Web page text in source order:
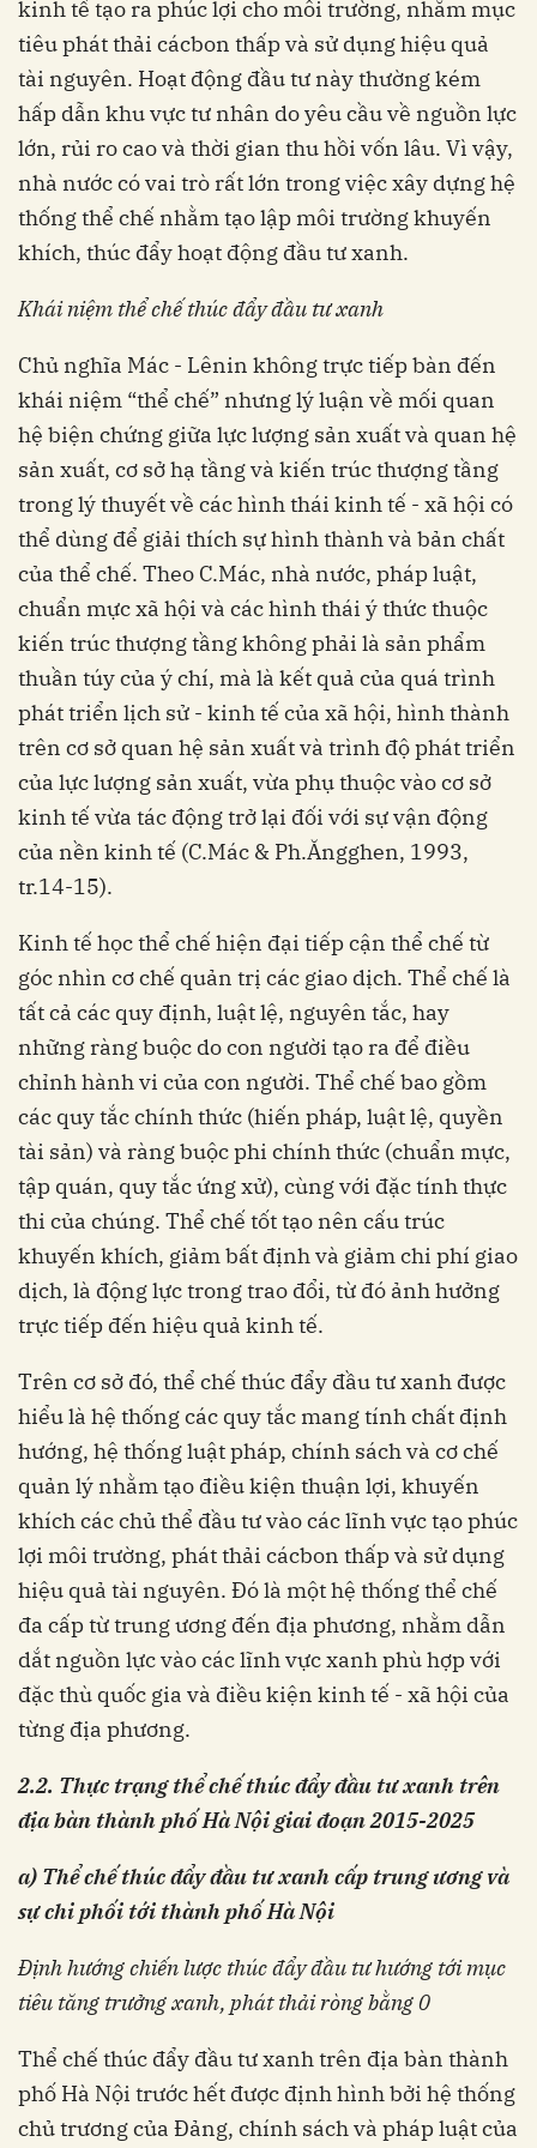
kinh tế tạo ra phúc lợi cho môi trường, nhằm mục
tiêu phát thải cácbon thấp và sử dụng hiệu quả
tài nguyên. Hoạt động đầu tư này thường kém
hấp dẫn khu vực tư nhân do yêu cầu về nguồn lực
lớn, rủi ro cao và thời gian thu hồi vốn lâu. Vì vậy,
nhà nước có vai trò rất lớn trong việc xây dựng hệ
thống thể chế nhằm tạo lập môi trường khuyến
khích, thúc đẩy hoạt động đầu tư xanh.
Khái niệm thể chế thúc đẩy đầu tư xanh
Chủ nghĩa Mác - Lênin không trực tiếp bàn đến
khái niệm “thể chế” nhưng lý luận về mối quan
hệ biện chứng giữa lực lượng sản xuất và quan hệ
sản xuất, cơ sở hạ tầng và kiến trúc thượng tầng
trong lý thuyết về các hình thái kinh tế - xã hội có
thể dùng để giải thích sự hình thành và bản chất
của thể chế. Theo C.Mác, nhà nước, pháp luật,
chuẩn mực xã hội và các hình thái ý thức thuộc
kiến trúc thượng tầng không phải là sản phẩm
thuần túy của ý chí, mà là kết quả của quá trình
phát triển lịch sử - kinh tế của xã hội, hình thành
trên cơ sở quan hệ sản xuất và trình độ phát triển
của lực lượng sản xuất, vừa phụ thuộc vào cơ sở
kinh tế vừa tác động trở lại đối với sự vận động
của nền kinh tế (C.Mác & Ph.Ăngghen, 1993,
tr.14-15).
Kinh tế học thể chế hiện đại tiếp cận thể chế từ
góc nhìn cơ chế quản trị các giao dịch. Thể chế là
tất cả các quy định, luật lệ, nguyên tắc, hay
những ràng buộc do con người tạo ra để điều
chỉnh hành vi của con người. Thể chế bao gồm
các quy tắc chính thức (hiến pháp, luật lệ, quyền
tài sản) và ràng buộc phi chính thức (chuẩn mực,
tập quán, quy tắc ứng xử), cùng với đặc tính thực
thi của chúng. Thể chế tốt tạo nên cấu trúc
khuyến khích, giảm bất định và giảm chi phí giao
dịch, là động lực trong trao đổi, từ đó ảnh hưởng
trực tiếp đến hiệu quả kinh tế.
Trên cơ sở đó, thể chế thúc đẩy đầu tư xanh được
hiểu là hệ thống các quy tắc mang tính chất định
hướng, hệ thống luật pháp, chính sách và cơ chế
quản lý nhằm tạo điều kiện thuận lợi, khuyến
khích các chủ thể đầu tư vào các lĩnh vực tạo phúc
lợi môi trường, phát thải cácbon thấp và sử dụng
hiệu quả tài nguyên. Đó là một hệ thống thể chế
đa cấp từ trung ương đến địa phương, nhằm dẫn
dắt nguồn lực vào các lĩnh vực xanh phù hợp với
đặc thù quốc gia và điều kiện kinh tế - xã hội của
từng địa phương.
2.2. Thực trạng thể chế thúc đẩy đầu tư xanh trên
địa bàn thành phố Hà Nội giai đoạn 2015-2025
a) Thể chế thúc đẩy đầu tư xanh cấp trung ương và
sự chi phối tới thành phố Hà Nội
Định hướng chiến lược thúc đẩy đầu tư hướng tới mục
tiêu tăng trưởng xanh, phát thải ròng bằng 0
Thể chế thúc đẩy đầu tư xanh trên địa bàn thành
phố Hà Nội trước hết được định hình bởi hệ thống
chủ trương của Đảng, chính sách và pháp luật của